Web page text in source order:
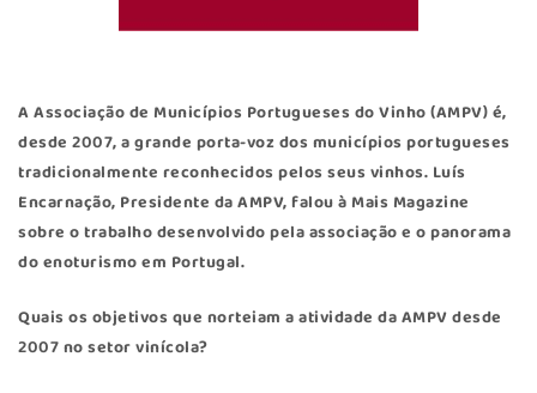
A Associação de Municípios Portugueses do Vinho (AMPV) é,
desde 2007, a grande porta-voz dos municípios portugueses
tradicionalmente reconhecidos pelos seus vinhos. Luís
Encarnação, Presidente da AMPV, falou à Mais Magazine
sobre o trabalho desenvolvido pela associação e o panorama
do enoturismo em Portugal.
Quais os objetivos que norteiam a atividade da AMPV desde
2007 no setor vinícola?